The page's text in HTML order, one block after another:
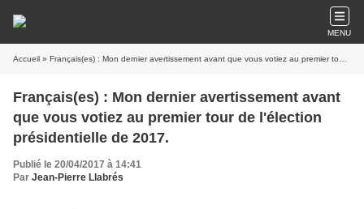
MENU
Accueil » Français(es) : Mon dernier avertissement avant que vous votiez au premier tour de l'élection présidentielle de 2017.
Français(es) : Mon dernier avertissement avant
que vous votiez au premier tour de l'élection
présidentielle de 2017.
Publié le 20/04/2017 à 14:41
Par Jean-Pierre Llabrés